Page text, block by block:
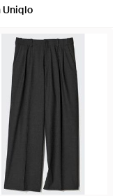
Uniqlo